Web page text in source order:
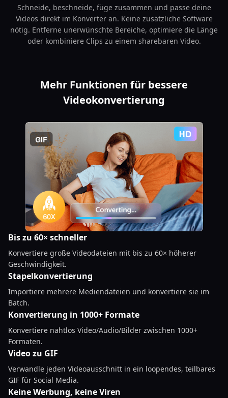
Schneide, beschneide, füge zusammen und passe deine
Videos direkt im Konverter an. Keine zusätzliche Software
nötig. Entferne unerwünschte Bereiche, optimiere die Länge
oder kombiniere Clips zu einem sharebaren Video.
Mehr Funktionen für bessere
Videokonvertierung
Bis zu 60× schneller
Konvertiere große Videodateien mit bis zu 60× höherer
Geschwindigkeit.
Stapelkonvertierung
Importiere mehrere Mediendateien und konvertiere sie im
Batch.
Konvertierung in 1000+ Formate
Konvertiere nahtlos Video/Audio/Bilder zwischen 1000+
Formaten.
Video zu GIF
Verwandle jeden Videoausschnitt in ein loopendes, teilbares
GIF für Social Media.
Keine Werbung, keine Viren